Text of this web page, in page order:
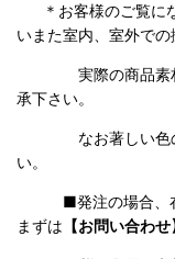
＊お客様のご覧に
いまた室内、室外での
実際の商品素材の
承下さい。
なお著しい色の相
い。
■発注の場合、在
まずは 【お問い合わせ